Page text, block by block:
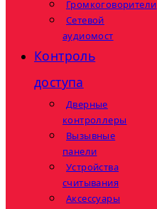
Громкоговорители
Сетевой
аудиомост
Контроль
доступа
Дверные
контроллеры
Вызывные
панели
Устройства
считывания
Аксессуары